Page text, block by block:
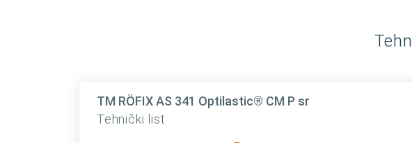
TM RÖFIX AS 341 Optilastic® CM P sr
Tehnički list